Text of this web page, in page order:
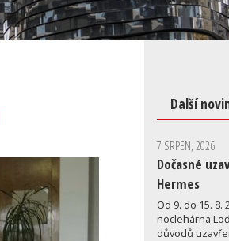
Další
7 SRPEN, 2026
Dočasné
Hermes
Od 9. do 15. 8.
noclehárna
důvodů